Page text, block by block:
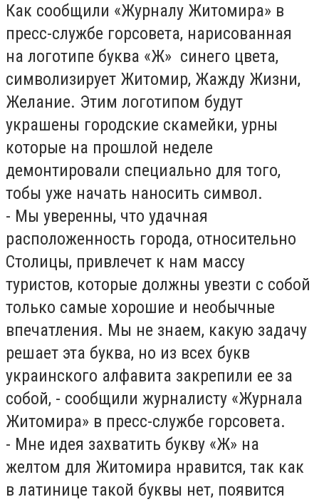
Как сообщили «Журналу Житомира» в
пресс-службе горсовета, нарисованная
на логотипе буква «Ж» синего цвета,
символизирует Житомир, Жажду Жизни,
Желание. Этим логотипом будут
украшены городские скамейки, урны
которые на прошлой неделе
демонтировали специально для того,
тобы уже начать наносить символ.
- Мы уверенны, что удачная
расположенность города, относительно
Столицы, привлечет к нам массу
туристов, которые должны увезти с собой
только самые хорошие и необычные
впечатления. Мы не знаем, какую задачу
решает эта буква, но из всех букв
украинского алфавита закрепили ее за
собой, - сообщили журналисту «Журнала
Житомира» в пресс-службе горсовета.
- Мне идея захватить букву «Ж» на
желтом для Житомира нравится, так как
в латинице такой буквы нет, появится